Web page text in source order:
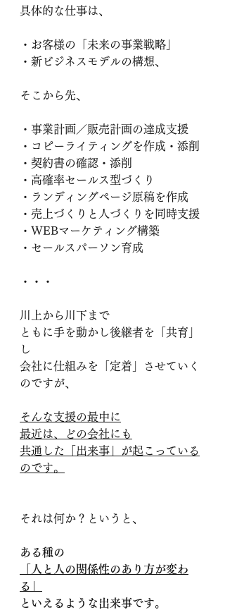
具体的な仕事は、
・お客様の「未来の事業戦略」
・新ビジネスモデルの構想、
そこから先、
・事業計画／販売計画の達成支援
・コピーライティングを作成・添削
・契約書の確認・添削
・高確率セールス型づくり
・ランディングページ原稿を作成
・売上づくりと人づくりを同時支援
・WEBマーケティング構築
・セールスパーソン育成
・・・
川上から川下まで
ともに手を動かし後継者を「共育」
し
会社に仕組みを「定着」させていく
のですが、
そんな支援の最中に
最近は、どの会社にも
共通した「出来事」が起こっている
のです。
それは何か？というと、
ある種の
「人と人の関係性のあり方が変わ
る」
といえるような出来事です。